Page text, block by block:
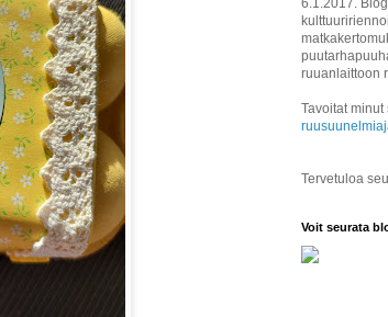
6.1.2017.
ruuanlaittoon
Tavoitat
Tervetuloa
Voit seurata